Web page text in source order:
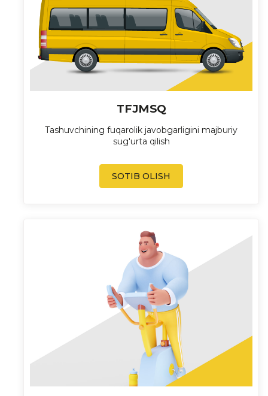
TFJMSQ
Tashuvchining fuqarolik javobgarligini majburiy
sug'urta qilish
SOTIB OLISH